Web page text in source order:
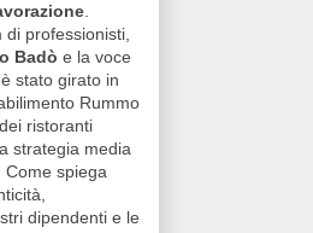
.
di professionisti,
Badò e la voce
stato girato in
Rummo
ristoranti
strategia media
Come spiega
dipendenti e le